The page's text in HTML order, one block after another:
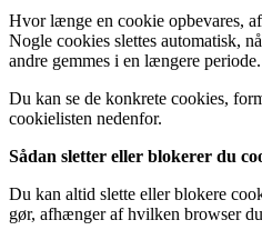
Hvor længe en cookie opbevares,
Nogle cookies slettes automatisk,
andre gemmes i en længere periode.
Du kan se de konkrete cookies,
cookielisten nedenfor.
Sådan sletter eller blokerer du
Du kan altid slette eller blokere
gør, afhænger af hvilken browser